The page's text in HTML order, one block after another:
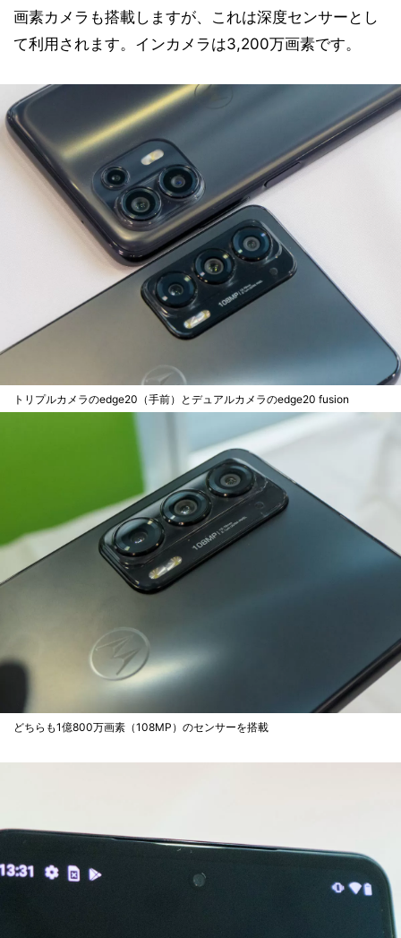
画素カメラも搭載しますが、これは深度センサーとし
て利用されます。インカメラは3,200万画素です。
トリプルカメラのedge20（手前）とデュアルカメラのedge20 fusion
どちらも1億800万画素（108MP）のセンサーを搭載